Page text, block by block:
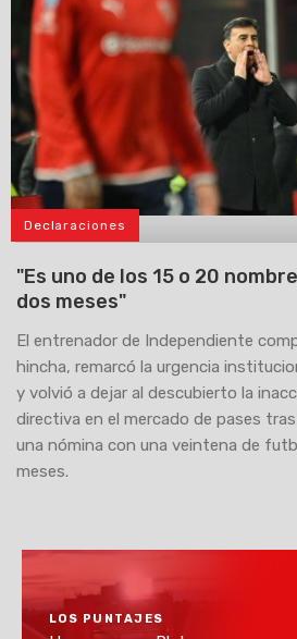
Declaraciones
"Es uno de los 15 o 20
dos meses"
El entrenador de Independiente
hincha, remarcó la urgencia
y volvió a dejar al descubierto la
directiva en el mercado de pases
una nómina con una veintena de
meses.
LOS PUNTAJES